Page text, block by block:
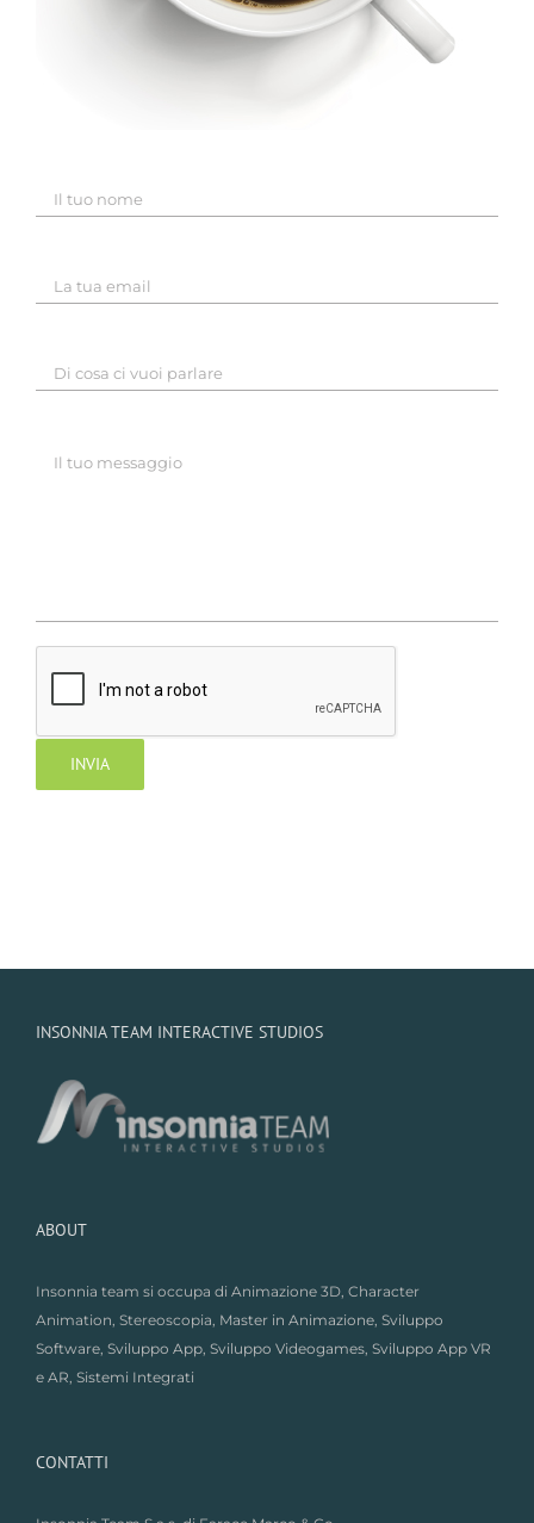
INSONNIA TEAM INTERACTIVE STUDIOS
ABOUT
Insonnia team si occupa di Animazione 3D, Character
Animation, Stereoscopia, Master in Animazione, Sviluppo
Software, Sviluppo App, Sviluppo Videogames, Sviluppo App VR
e AR, Sistemi Integrati
CONTATTI